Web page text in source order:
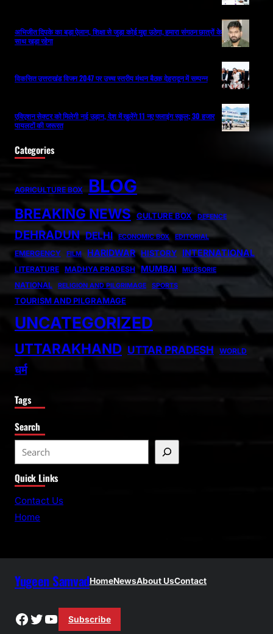
अभिजीत दिपके का बड़ा ऐलान, शिक्षा से जुड़ा कोई मुद्दा उठेगा, हमारा संगठन छात्रों के
साथ खड़ा रहेगा
विकसित उत्तराखंड विजन 2047 पर उच्च स्तरीय मंथन बैठक देहरादून में सम्पन्न
एविएशन सेक्टर को मिलेगी नई उड़ान, देश में खुलेंगे 11 नए फ्लाइंग स्कूल; 30 हजार
पायलटों की जरूरत
Categories
AGRICULTURE BOX BLOG
BREAKING NEWS CULTURE BOX DEFENCE
DEHRADUN DELHI ECONOMIC BOX EDITORIAL
EMERGENCY FILM HARIDWAR HISTORY INTERNATIONAL
LITERATURE MADHYA PRADESH MUMBAI MUSSORIE
NATIONAL RELIGION AND PILGRIMAGE SPORTS
TOURISM AND PILGRAMAGE
UNCATEGORIZED
UTTARAKHAND UTTAR PRADESH WORLD
धर्म
Tags
Search
e
a
r
Quick Links
Contact Us
Home
Yugeen SamvadHomeNewsAbout UsContact
Facebook
Twitter
YouTube
Subscribe